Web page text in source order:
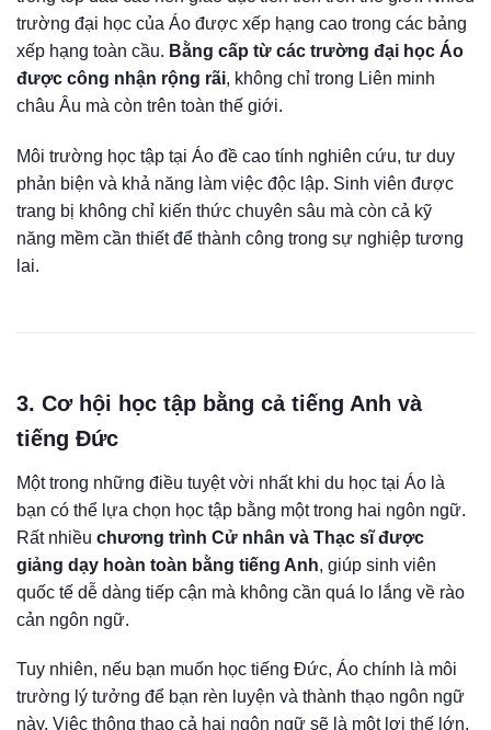
trường đại học của Áo được xếp hạng cao trong các bảng
xếp hạng toàn cầu. Bằng cấp từ các trường đại học Áo
được công nhận rộng rãi, không chỉ trong Liên minh
châu Âu mà còn trên toàn thế giới.
Môi trường học tập tại Áo đề cao tính nghiên cứu, tư duy
phản biện và khả năng làm việc độc lập. Sinh viên được
trang bị không chỉ kiến thức chuyên sâu mà còn cả kỹ
năng mềm cần thiết để thành công trong sự nghiệp tương
lai.
3. Cơ hội học tập bằng cả tiếng Anh và
tiếng Đức
Một trong những điều tuyệt vời nhất khi du học tại Áo là
bạn có thể lựa chọn học tập bằng một trong hai ngôn ngữ.
Rất nhiều chương trình Cử nhân và Thạc sĩ được
giảng dạy hoàn toàn bằng tiếng Anh, giúp sinh viên
quốc tế dễ dàng tiếp cận mà không cần quá lo lắng về rào
cản ngôn ngữ.
Tuy nhiên, nếu bạn muốn học tiếng Đức, Áo chính là môi
trường lý tưởng để bạn rèn luyện và thành thạo ngôn ngữ
này. Việc thông thạo cả hai ngôn ngữ sẽ là một lợi thế lớn,